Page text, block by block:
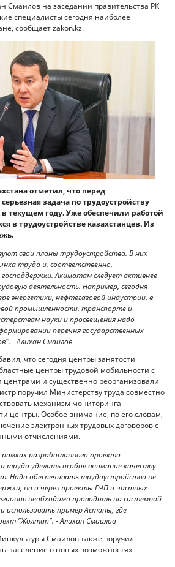
Смаилов на заседании правительства РК
специалисты сегодня наиболее
сообщает zakon.kz.
отметил, что перед
задача по трудоустройству
текущем году. Уже обеспечили работой
в трудоустройстве казахстанцев. Из
свои планы трудоустройства. В них
труда и, соответственно,
Акиматам следует активнее
деятельность. Например, сегодня
энергетики, нефтегазовой индустрии, в
промышленности, транспорте и
науки и просвещения надо
перечня государственных
- Алихан Смаилов
что сегодня центры занятости
центры трудовой мобильности с
и существенно реорганизовали
поручил Министерству труда совместно
механизм мониторинга
центры. Особое внимание, по его словам,
электронных трудовых договоров с
отчислениями.
разработанного проекта
труда уделить особое внимание качеству
Надо обеспечивать трудоустройство не
но и через проекты ГЧП и частных
необходимо проводить на системной
использовать пример Астаны, где
"Жолтап". - Алихан Смаилов
Смаилов также поручил
население о новых возможностях